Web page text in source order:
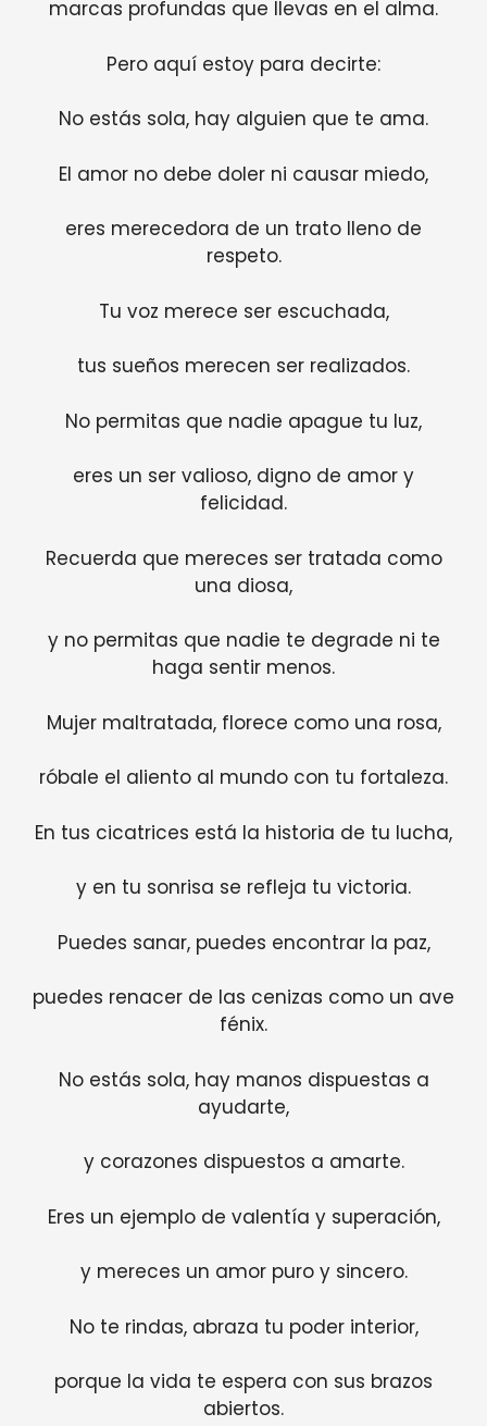
marcas profundas que llevas en el alma.
Pero aquí estoy para decirte:
No estás sola, hay alguien que te ama.
El amor no debe doler ni causar miedo,
eres merecedora de un trato lleno de
respeto.
Tu voz merece ser escuchada,
tus sueños merecen ser realizados.
No permitas que nadie apague tu luz,
eres un ser valioso, digno de amor y
felicidad.
Recuerda que mereces ser tratada como
una diosa,
y no permitas que nadie te degrade ni te
haga sentir menos.
Mujer maltratada, florece como una rosa,
róbale el aliento al mundo con tu fortaleza.
En tus cicatrices está la historia de tu lucha,
y en tu sonrisa se refleja tu victoria.
Puedes sanar, puedes encontrar la paz,
puedes renacer de las cenizas como un ave
fénix.
No estás sola, hay manos dispuestas a
ayudarte,
y corazones dispuestos a amarte.
Eres un ejemplo de valentía y superación,
y mereces un amor puro y sincero.
No te rindas, abraza tu poder interior,
porque la vida te espera con sus brazos
abiertos.